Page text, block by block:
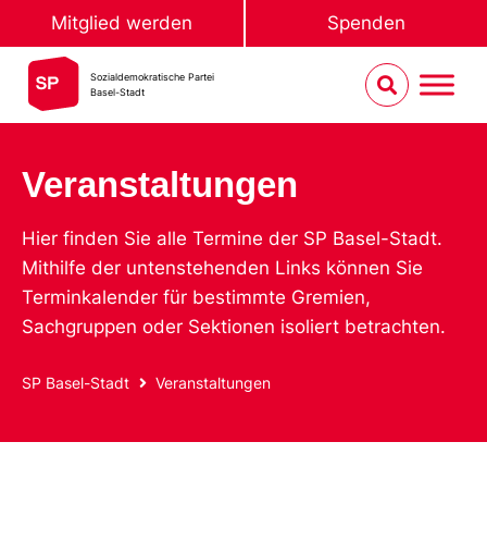
Mitglied werden Spenden
Sozialdemokratische Partei
Basel-Stadt
Veranstaltungen
Hier finden Sie alle Termine der SP Basel-Stadt.
Mithilfe der untenstehenden Links können Sie
Terminkalender für bestimmte Gremien,
Sachgruppen oder Sektionen isoliert betrachten.
SP Basel-Stadt Veranstaltungen